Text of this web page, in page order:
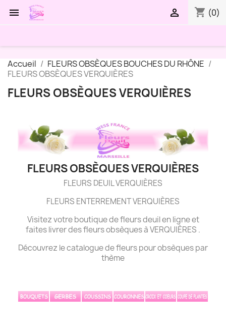
 shopping_cart (0)

Accueil
FLEURS OBSÈQUES BOUCHES DU RHÔNE
FLEURS OBSÈQUES VERQUIÈRES
FLEURS OBSÈQUES VERQUIÈRES
FLEURS OBSÈQUES VERQUIÈRES
FLEURS DEUIL VERQUIÈRES
FLEURS ENTERREMENT VERQUIÈRES
Visitez votre boutique de fleurs deuil en ligne et
faites livrer des fleurs obsèques à VERQUIÈRES .
Découvrez le catalogue de fleurs pour obsèques par
thème